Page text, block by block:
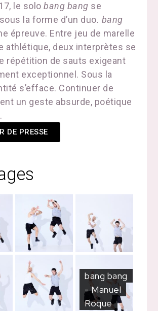
le solobang bang se
la forme d’un duo. bang
épreuve. Entre jeu de marelle
athlétique, deux interprètes se
répétition de sauts exigeant
exceptionnel. Sous la
s’efface. Continuer de
un geste absurde, poétique
DE PRESSE
bang bang
- Manuel
Roque